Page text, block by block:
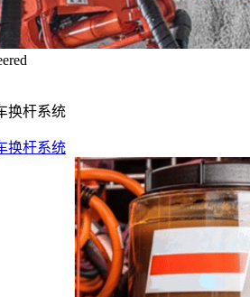
换杆系统
换杆系统